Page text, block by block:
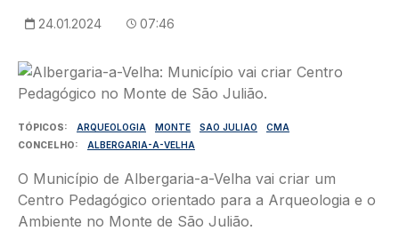
24.01.2024 07:46
Imagem
TÓPICOS ARQUEOLOGIA MONTE SAO JULIAO
CMA
CONCELHO
ALBERGARIA-A-VELHA
O Município de Albergaria-a-Velha vai criar um
Centro Pedagógico orientado para a Arqueologia e o
Ambiente no Monte de São Julião.